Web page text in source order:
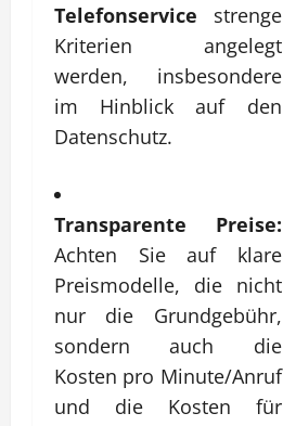
Telefonservice strenge
Kriterien angelegt
werden, insbesondere
im Hinblick auf den
Datenschutz.
Transparente Preise:
Achten Sie auf klare
Preismodelle, die nicht
nur die Grundgebühr,
sondern auch die
Kosten pro Minute/Anruf
und die Kosten für